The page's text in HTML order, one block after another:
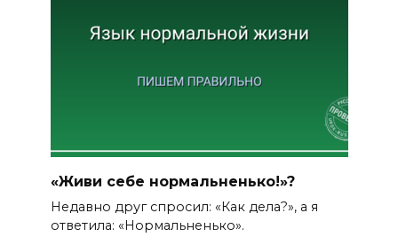
«Живи себе нормальненько!»?
Недавно друг спросил: «Как дела?», а я
ответила: «Нормальненько».